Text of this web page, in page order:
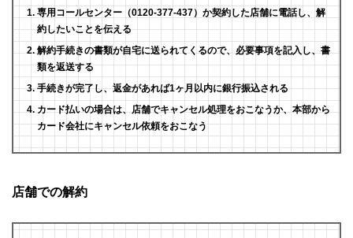
専用コールセンター（0120-377-437）か契約した店舗に電話し、解
約したいことを伝える
解約手続きの書類が自宅に送られてくるので、必要事項を記入し、書
類を返送する
手続きが完了し、返金があれば1ヶ月以内に銀行振込される
カード払いの場合は、店舗でキャンセル処理をおこなうか、本部から
カード会社にキャンセル依頼をおこなう
店舗での解約